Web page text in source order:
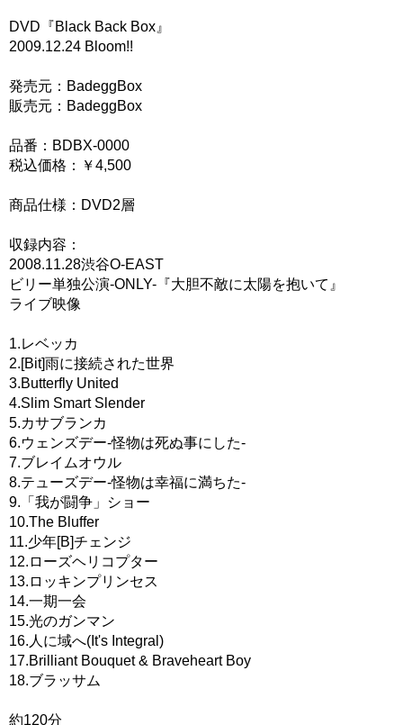
DVD『Black Back Box』
2009.12.24 Bloom!!
発売元：BadeggBox
販売元：BadeggBox
品番：BDBX-0000
税込価格：￥4,500
商品仕様：DVD2層
収録内容：
2008.11.28渋谷O-EAST
ビリー単独公演-ONLY-『大胆不敵に太陽を抱いて』
ライブ映像
1.レベッカ
2.[Bit]雨に接続された世界
3.Butterfly United
4.Slim Smart Slender
5.カサブランカ
6.ウェンズデー-怪物は死ぬ事にした-
7.ブレイムオウル
8.テューズデー-怪物は幸福に満ちた-
9.「我が闘争」ショー
10.The Bluffer
11.少年[B]チェンジ
12.ローズヘリコプター
13.ロッキンプリンセス
14.一期一会
15.光のガンマン
16.人に域へ(It's Integral)
17.Brilliant Bouquet & Braveheart Boy
18.ブラッサム
約120分